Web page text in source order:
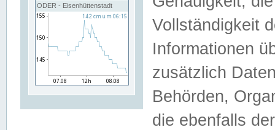
ODER - Eisenhüttenstadt
Vollständigkeit
Informationen
zusätzlich
Behörden,
die ebenfalls